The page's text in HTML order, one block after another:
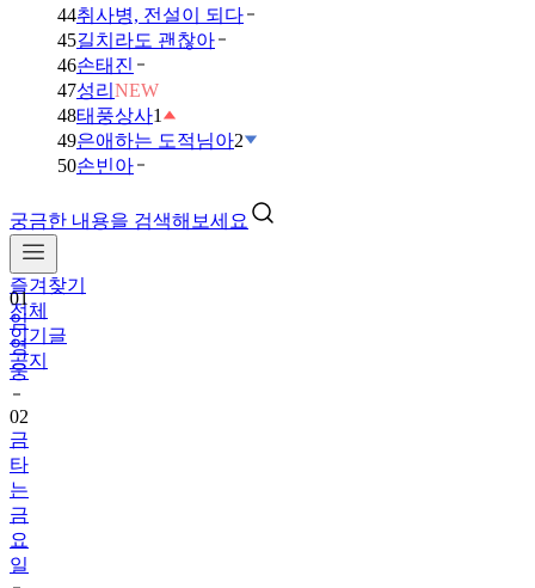
44취사병, 전설이 되다
45길치라도 괜찮아
46손태진
47성리 NEW
48태풍상사1
49은애하는 도적님아2
50손빈아
궁금한 내용을 검색해보세요
즐겨찾기
전체
인기글
공지
01
임
영
웅
02
금
타
는
금
요
일